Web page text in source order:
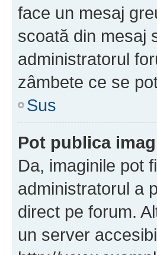
face un mesaj
scoată din mesaj
administratorul
zâmbete ce se
Sus
Pot publica
Da, imaginile pot
administratorul a
direct pe forum.
un server